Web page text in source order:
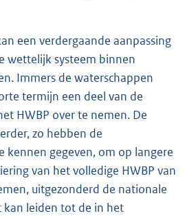
een verdergaande aanpassing
wettelijk systeem binnen
Immers de waterschappen
termijn een deel van de
HWBP over te nemen. De
zo hebben de
kennen gegeven, om op langere
van het volledige HWBP van
uitgezonderd de nationale
kan leiden tot de in het